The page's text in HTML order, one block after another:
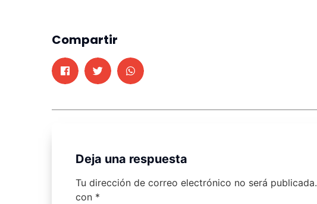
Compartir
Deja una respuesta
Tu dirección de correo electrónico no será publicada.
con *